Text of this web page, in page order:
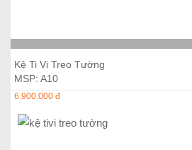
Kệ Ti Vi Treo Tường
MSP: A10
6.900.000 đ